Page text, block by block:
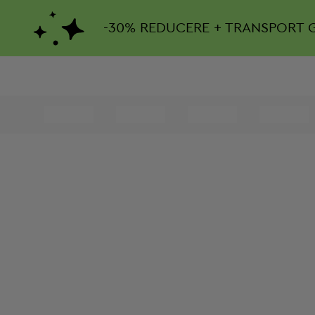
-30% REDUCERE + TRANSPORT